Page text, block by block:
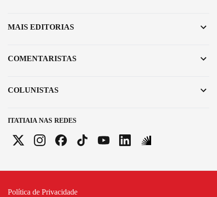
ITATIAIA NAS REDES
MAIS EDITORIAS
COMENTARISTAS
COLUNISTAS
Política de Privacidade